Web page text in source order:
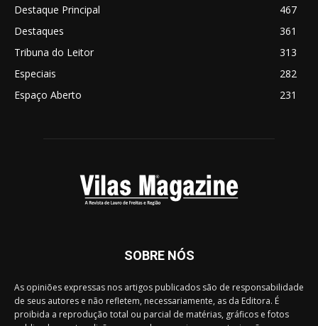
Destaque Principal
467
Destaques
361
Tribuna do Leitor
313
Especiais
282
Espaço Aberto
231
SOBRE NÓS
As opiniões expressas nos artigos publicados são de responsabilidade
de seus autores e não refletem, necessariamente, as da Editora. É
proibida a reprodução total ou parcial de matérias, gráficos e fotos